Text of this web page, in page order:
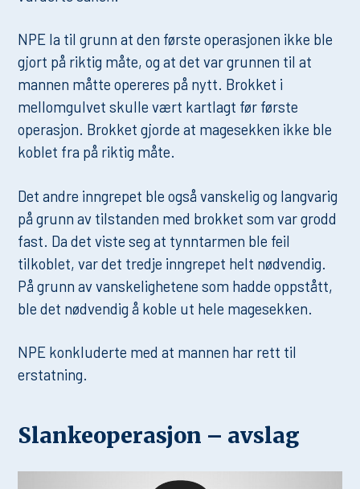
NPE la til grunn at den første operasjonen ikke ble
gjort på riktig måte, og at det var grunnen til at
mannen måtte opereres på nytt. Brokket i
mellomgulvet skulle vært kartlagt før første
operasjon. Brokket gjorde at magesekken ikke ble
koblet fra på riktig måte.
Det andre inngrepet ble også vanskelig og langvarig
på grunn av tilstanden med brokket som var grodd
fast. Da det viste seg at tynntarmen ble feil
tilkoblet, var det tredje inngrepet helt nødvendig.
På grunn av vanskelighetene som hadde oppstått,
ble det nødvendig å koble ut hele magesekken.
NPE konkluderte med at mannen har rett til
erstatning.
Slankeoperasjon – avslag